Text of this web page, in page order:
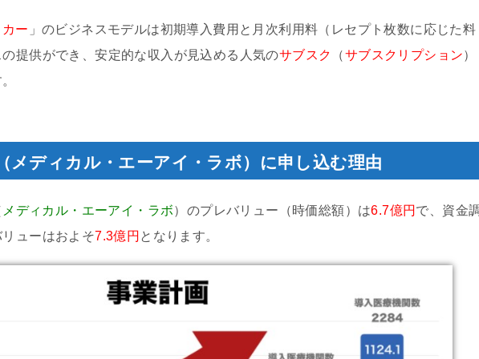
ー 」のビジネスモデルは初期導入費用と月次利用料（レセプト枚数に応じた料
提供ができ、安定的な収入が見込める人気のサブスク （サブスクリプション）
メディカル・エーアイ・ラボ）に申し込む理由
メディカル・エーアイ・ラボ）のプレバリュー（時価総額）は6.7億円 で、資金
ューはおよそ7.3億円 となります。